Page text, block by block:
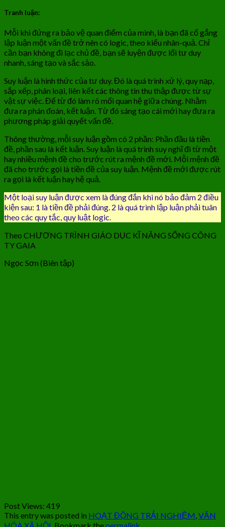
Tranh luận:
Mỗi khi đứng ra bảo vệ quan điểm của mình, là bạn đã cố gắng
lập luận một vấn đề trở nên có logic, theo kiểu nhân-quả. Chỉ
cần bạn không đi lạc chủ đề, bạn sẽ luyện được lối tư duy
nhanh, sáng tạo và sắc sảo.
Suy luận là hình thức của tư duy. Đó là quá trình xử lý, quy nạp,
sắp xếp, phân loại, liên kết các thông tin thu thập được từ sự
vật sự việc. Để từ đó làm rõ mối quan hệ giữa chúng. Nhằm
đưa ra phán đoán, kết luận. Từ đó sáng tạo cái mới hay đưa ra
phương pháp giải quyết vấn đề.
Thông thường, mỗi suy luận gồm có 2 phần: Phần đầu là tiền
đề, phần sau là kết luận. Suy luận là quá trình suy nghĩ đi từ một
hay nhiều mệnh đề cho trước rút ra mệnh đề mới. Mỗi mệnh đề
đã cho trước gọi là tiền đề của suy luận. Mệnh đề mới được rút
ra gọi là kết luận hay hệ quả.
Một loại suy luận được xem là đúng đắn khi nó bảo đảm 2 điều
kiện sau: 1 là tiền đề phải đúng. 2 là quá trình lập luận phải tuân
theo các quy tắc, quy luật logic.
Theo CHƯƠNG TRÌNH GIÁO DỤC KĨ NĂNG SỐNG CÔNG
TY GAIA
Ngọc Sơn (Biên tập)
Post Views: 419
This entry was posted in HOẠT ĐỘNG TRẢI NGHIỆM,VĂN